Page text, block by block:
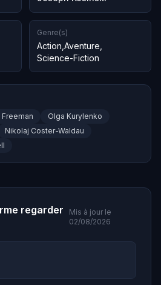
Genre(s)
Action Aventure
Science-Fiction
Olga Kurylenko
Nikolaj Coster-Waldau
regarder
Mis à jour le
02/08/2026